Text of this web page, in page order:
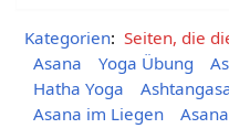
Kategorien: Seiten, die
Asana
Yoga Übung
Hatha Yoga
Asana im Liegen